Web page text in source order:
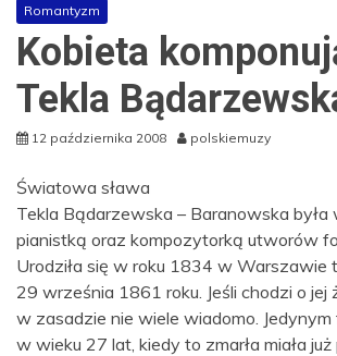
Romantyzm
Kobieta
Tekla
12 października 2008 polskiemuzy
Światowa sława
Tekla Bądarzewska – Baranowska
pianistką oraz kompozytorką utworów
Urodziła się w roku 1834 w Warszawie
29 września 1861 roku. Jeśli chodzi o jej
w zasadzie nie wiele wiadomo.
w wieku 27 lat, kiedy to zmarła miała już